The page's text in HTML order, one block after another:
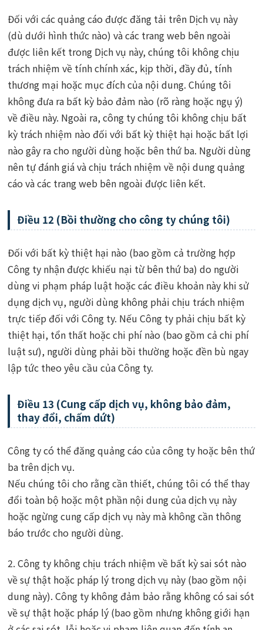
Đối với các quảng cáo được đăng tải trên Dịch vụ này
(dù dưới hình thức nào) và các trang web bên ngoài
được liên kết trong Dịch vụ này, chúng tôi không chịu
trách nhiệm về tính chính xác, kịp thời, đầy đủ, tính
thương mại hoặc mục đích của nội dung. Chúng tôi
không đưa ra bất kỳ bảo đảm nào (rõ ràng hoặc ngụ ý)
về điều này. Ngoài ra, công ty chúng tôi không chịu bất
kỳ trách nhiệm nào đối với bất kỳ thiệt hại hoặc bất lợi
nào gây ra cho người dùng hoặc bên thứ ba. Người dùng
nên tự đánh giá và chịu trách nhiệm về nội dung quảng
cáo và các trang web bên ngoài được liên kết.
Điều 12 (Bồi thường cho công ty chúng tôi)
Đối với bất kỳ thiệt hại nào (bao gồm cả trường hợp
Công ty nhận được khiếu nại từ bên thứ ba) do người
dùng vi phạm pháp luật hoặc các điều khoản này khi sử
dụng dịch vụ, người dùng không phải chịu trách nhiệm
trực tiếp đối với Công ty. Nếu Công ty phải chịu bất kỳ
thiệt hại, tổn thất hoặc chi phí nào (bao gồm cả chi phí
luật sư), người dùng phải bồi thường hoặc đền bù ngay
lập tức theo yêu cầu của Công ty.
Điều 13 (Cung cấp dịch vụ, không bảo đảm,
thay đổi, chấm dứt)
Công ty có thể đăng quảng cáo của công ty hoặc bên thứ
ba trên dịch vụ.
Nếu chúng tôi cho rằng cần thiết, chúng tôi có thể thay
đổi toàn bộ hoặc một phần nội dung của dịch vụ này
hoặc ngừng cung cấp dịch vụ này mà không cần thông
báo trước cho người dùng.
2. Công ty không chịu trách nhiệm về bất kỳ sai sót nào
về sự thật hoặc pháp lý trong dịch vụ này (bao gồm nội
dung này). Công ty không đảm bảo rằng không có sai sót
về sự thật hoặc pháp lý (bao gồm nhưng không giới hạn